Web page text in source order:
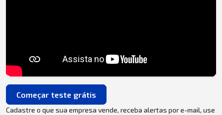
Começar teste grátis
Cadastre o que sua empresa vende, receba alertas por e-mail, use